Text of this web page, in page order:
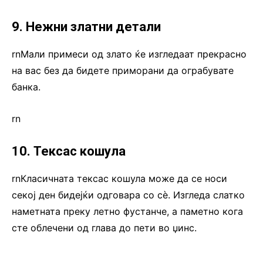
9. Нежни златни детали
rnМали примеси од злато ќе изгледаат прекрасно
на вас без да бидете приморани да ограбувате
банка.
rn
10. Тексас кошула
rnКласичната тексас кошула може да се носи
секој ден бидејќи одговара со сѐ. Изгледа слатко
наметната преку летно фустанче, а паметно кога
сте облечени од глава до пети во џинс.